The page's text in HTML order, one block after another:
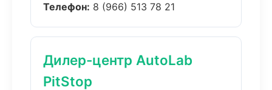
Телефон: 8 (966) 513 78 21
Дилер-центр AutoLab
PitStop